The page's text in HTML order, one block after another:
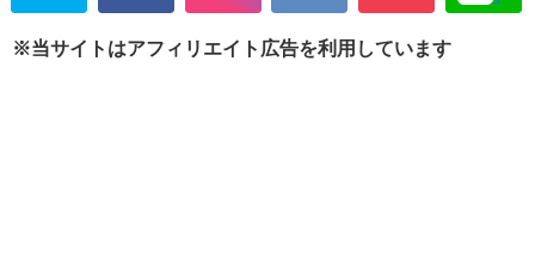
※当サイトはアフィリエイト広告を利用しています